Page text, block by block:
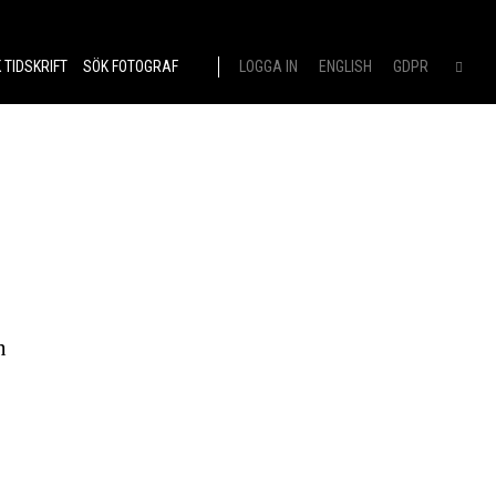
TIDSKRIFT SÖK FOTOGRAF LOGGA IN ENGLISH GDPR